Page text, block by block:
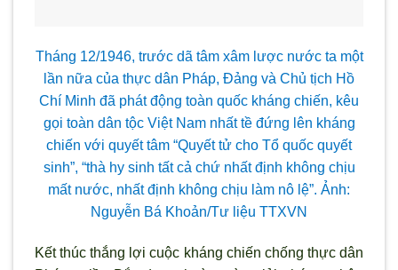
Tháng 12/1946, trước dã tâm xâm l ược nước ta một
lần nữa của thực dân Pháp, Đảng và Chủ tịch Hồ
Chí Minh đã phát động toàn quốc kháng chiến, kêu
gọi toàn dân tộc Việt Nam nhất tề đứng lên kháng
chiến với quyết tâm “Quyết tử cho Tổ quốc quyết
sinh”, “thà hy sinh tất cả chứ nhất định không chịu
mất nước, nhất định không chịu làm nô lệ”. Ảnh:
Nguyễn Bá Khoản/Tư liệu TTXVN
Kết thúc thắng lợi cuộc kháng chiến chống thực dân